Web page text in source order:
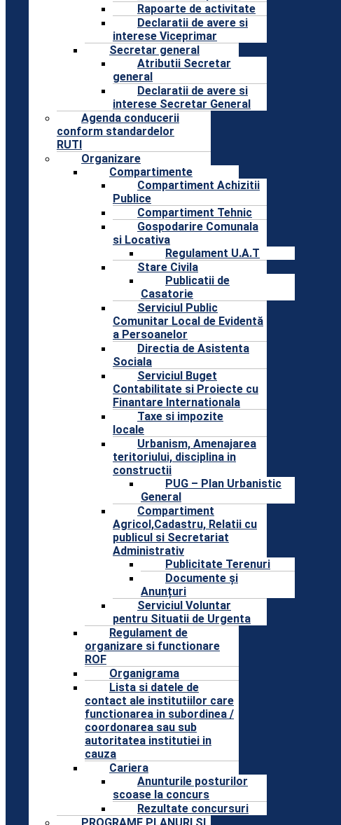
Rapoarte de activitate
Declaratii de avere si
interese Viceprimar
Secretar general
Atributii Secretar
general
Declaratii de avere si
interese Secretar General
Agenda conducerii
conform standardelor
RUTI
Organizare
Compartimente
Compartiment Achizitii
Publice
Compartiment Tehnic
Gospodarire Comunala
si Locativa
Regulament U.A.T
Stare Civila
Publicatii de
Casatorie
Serviciul Public
Comunitar Local de Evidentă
a Persoanelor
Directia de Asistenta
Sociala
Serviciul Buget
Contabilitate si Proiecte cu
Finantare Internationala
Taxe si impozite
locale
Urbanism, Amenajarea
teritoriului, disciplina in
constructii
PUG – Plan Urbanistic
General
Compartiment
Agricol,Cadastru, Relatii cu
publicul si Secretariat
Administrativ
Publicitate Terenuri
Documente și
Anunțuri
Serviciul Voluntar
pentru Situatii de Urgenta
Regulament de
organizare si functionare
ROF
Organigrama
Lista si datele de
contact ale institutiilor care
functionarea in subordinea /
coordonarea sau sub
autoritatea institutiei in
cauza
Cariera
Anunturile posturilor
scoase la concurs
Rezultate concursuri